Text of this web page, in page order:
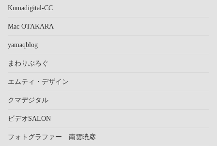
Kumadigital-CC
Mac OTAKARA
yamaqblog
まわりぶろぐ
エムティ・デザイン
クマデジタル
ビデオSALON
フォトグラファー 南雲暁彦